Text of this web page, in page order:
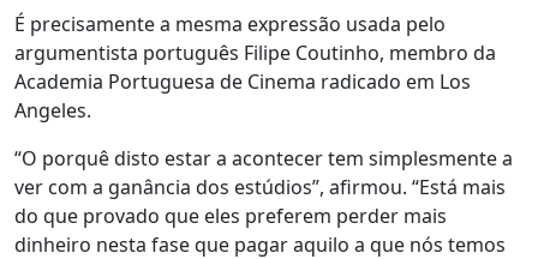
É precisamente a mesma expressão usada pelo
argumentista português Filipe Coutinho, membro da
Academia Portuguesa de Cinema radicado em Los
Angeles.
“O porquê disto estar a acontecer tem simplesmente a
ver com a ganância dos estúdios”, afirmou. “Está mais
do que provado que eles preferem perder mais
dinheiro nesta fase que pagar aquilo a que nós temos